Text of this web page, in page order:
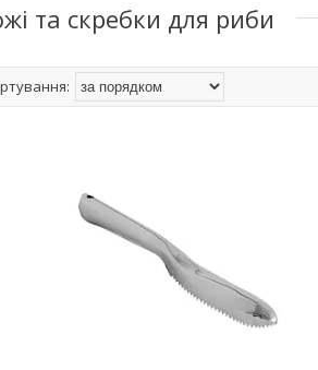
та скребки для риби